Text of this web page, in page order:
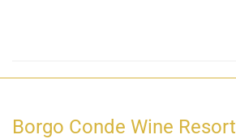
Borgo Conde Wine Resort